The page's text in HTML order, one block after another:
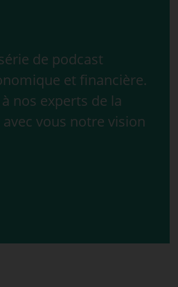
de podcast
et financière.
nos experts de la
vous notre vision